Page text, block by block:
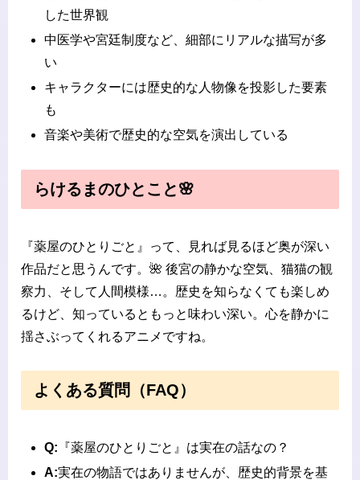
した世界観
中医学や宮廷制度など、細部にリアルな描写が多
い
キャラクターには歴史的な人物像を投影した要素
も
音楽や美術で歴史的な空気を演出している
らけるまのひとこと🌸
『薬屋のひとりごと』って、見れば見るほど奥が深い
作品だと思うんです。🌺 後宮の静かな空気、猫猫の観
察力、そして人間模様…。歴史を知らなくても楽しめ
るけど、知っているともっと味わい深い。心を静かに
揺さぶってくれるアニメですね。
よくある質問（FAQ）
Q: 『薬屋のひとりごと』は実在の話なの？
A:実在の物語ではありませんが、歴史的背景を基